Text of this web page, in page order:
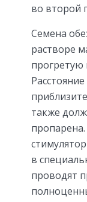
во второй
Семена
растворе
прогретую
также
в
проводят